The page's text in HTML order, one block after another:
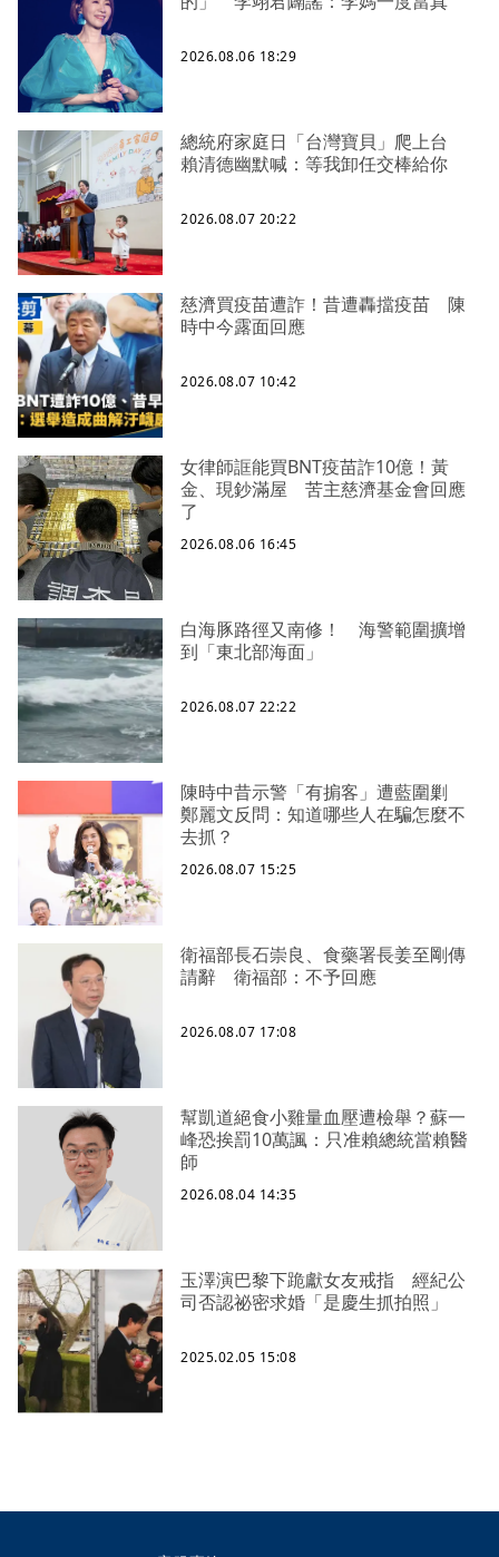
2026.08.06 18:29
總統府家庭日「台灣寶貝」爬上台
賴清德幽默喊：等我卸任交棒給你
2026.08.07 20:22
慈濟買疫苗遭詐！昔遭轟擋疫苗 陳
時中今露面回應
2026.08.07 10:42
女律師誆能買BNT疫苗詐10億！黃
金、現鈔滿屋 苦主慈濟基金會回應
了
2026.08.06 16:45
白海豚路徑又南修！ 海警範圍擴增
到「東北部海面」
2026.08.07 22:22
陳時中昔示警「有掮客」遭藍圍剿
鄭麗文反問：知道哪些人在騙怎麼不
去抓？
2026.08.07 15:25
衛福部長石崇良、食藥署長姜至剛傳
請辭 衛福部：不予回應
2026.08.07 17:08
幫凱道絕食小雞量血壓遭檢舉？蘇一
峰恐挨罰10萬諷：只准賴總統當賴醫
師
2026.08.04 14:35
玉澤演巴黎下跪獻女友戒指 經紀公
司否認祕密求婚「是慶生抓拍照」
2025.02.05 15:08